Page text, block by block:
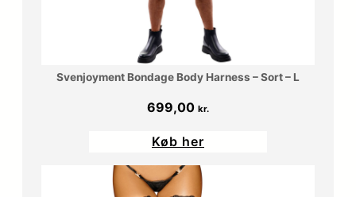
Svenjoyment Bondage Body Harness – Sort – L
699,00 kr.
Køb her